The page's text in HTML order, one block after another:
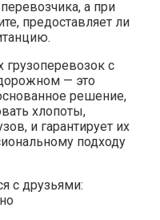
а при
предоставляет ли
грузоперевозок с
— это
решение,
хлопоты,
и гарантирует их
подходу
с друзьями: